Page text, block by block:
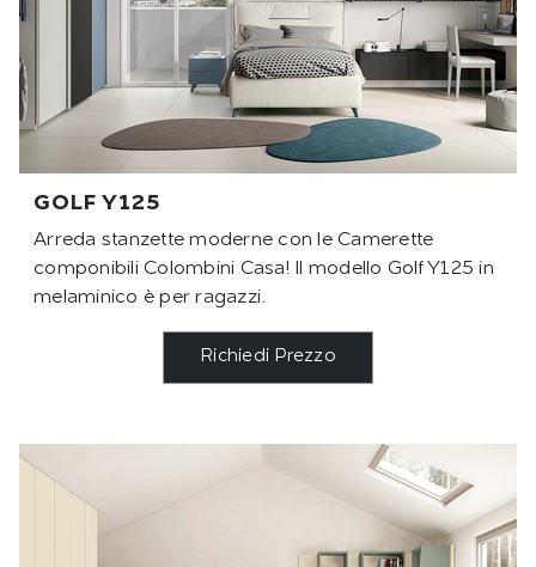
GOLF Y125
Arreda stanzette moderne con le Camerette
componibili Colombini Casa! Il modello Golf Y125 in
melaminico è per ragazzi.
Richiedi Prezzo